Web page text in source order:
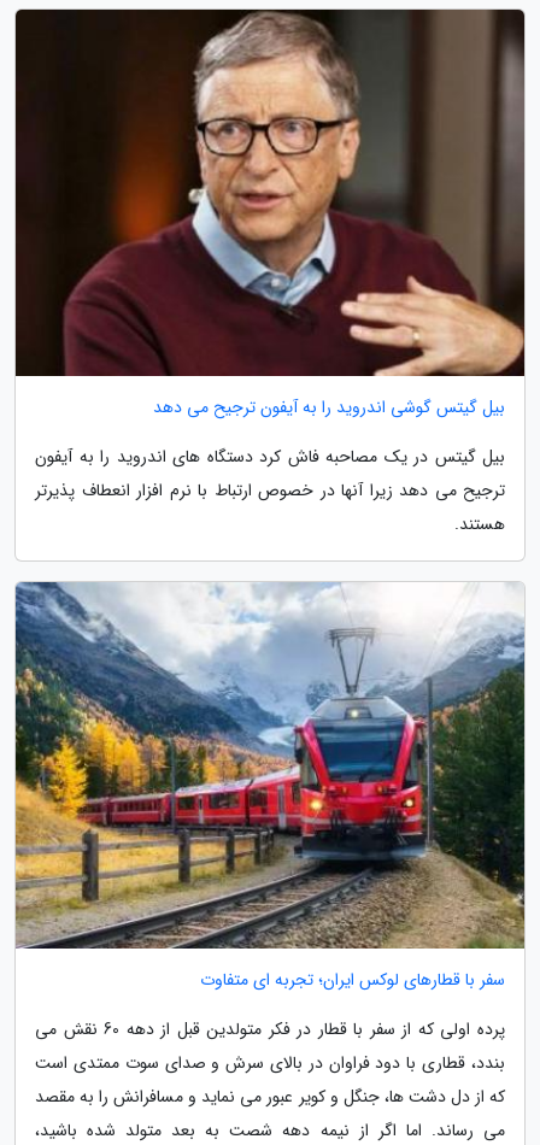
بیل گیتس گوشی اندروید را به آیفون ترجیح می دهد
بیل گیتس در یک مصاحبه فاش کرد دستگاه های اندروید را به آیفون
ترجیح می دهد زیرا آنها در خصوص ارتباط با نرم افزار انعطاف پذیرتر
هستند.
سفر با قطارهای لوکس ایران؛ تجربه ای متفاوت
پرده اولی که از سفر با قطار در فکر متولدین قبل از دهه 60 نقش می
بندد، قطاری با دود فراوان در بالای سرش و صدای سوت ممتدی است
که از دل دشت ها، جنگل و کویر عبور می نماید و مسافرانش را به مقصد
می رساند. اما اگر از نیمه دهه شصت به بعد متولد شده باشید،